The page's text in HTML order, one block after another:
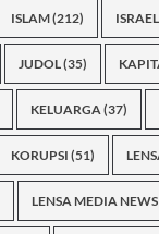
ISLAM(212) ISRAEL
JUDOL(35)
KELUARGA(37)
KORUPSI (51)
LENSA MEDIA NEWS